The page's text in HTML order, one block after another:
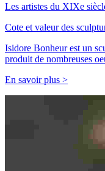
Les artistes du XIXe
Cote et valeur des
Isidore Bonheur est un
produit de nombreuses
En savoir plus >